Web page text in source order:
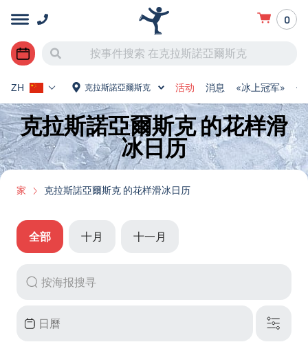
0
克拉斯諾亞爾斯克 活动 消息 «冰上冠军»
ZH
克拉斯諾亞爾斯克 的花样滑
冰日历
家 克拉斯諾亞爾斯克 的花样滑冰日历
全部 十月 十一月